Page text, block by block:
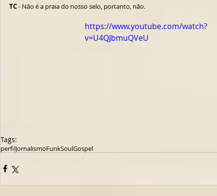
TC - Não é a praia do nosso selo, portanto, não.
https://www.youtube.com/watch?
v=U4QJbmuQVeU
Tags:
perfilJornalismoFunkSoulGospel